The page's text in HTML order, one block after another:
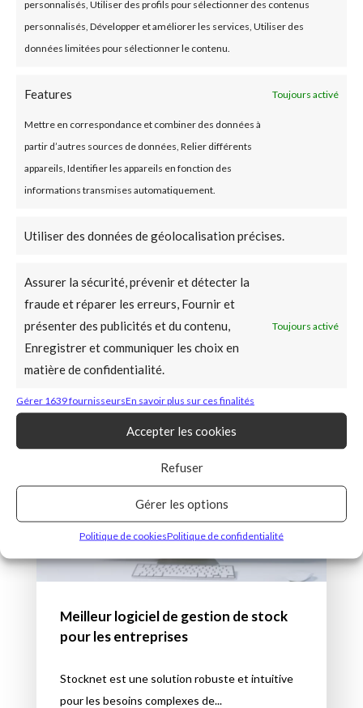
personnalisés, Utiliser des profils pour sélectionner des contenus
personnalisés, Développer et améliorer les services, Utiliser des
données limitées pour sélectionner le contenu.
Features Toujours activé
Mettre en correspondance et combiner des données à
partir d’autres sources de données, Relier différents
appareils, Identifier les appareils en fonction des
informations transmises automatiquement.
Utiliser des données de géolocalisation précises.
Assurer la sécurité, prévenir et détecter la
fraude et réparer les erreurs, Fournir et
présenter des publicités et du contenu,
Enregistrer et communiquer les choix en
matière de confidentialité.
Toujours activé
Gérer 1639 fournisseursEn savoir plus sur ces finalités
Accepter les cookies
Refuser
Gérer les options
Politique de cookiesPolitique de confidentialité
Meilleur logiciel de gestion de stock
pour les entreprises
Stocknet est une solution robuste et intuitive
pour les besoins complexes de...